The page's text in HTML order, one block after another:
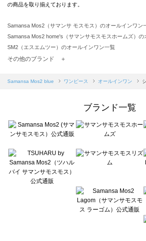
の商品を取り揃えております。
Samansa Mos2（サマンサ モスモス）のオールインワン
Samansa Mos2 home's（サマンサモスモスホームズ）
SM2（エスエムツー）のオールインワン一覧
Samansa Mos2 blue（サマンサモスモス ブルー）のオー
sō4ū（ソウフォーユー）のオールインワン一覧
Te chichi（テチチ）のオールインワン一覧
Te chichi CLASSIC（テチチ クラシック）のオールインワ
Lugnoncure（ルノンキュール）のオールインワン一覧
BETTY'S BLUE（べティーズブルー）のオールインワン
Wpc.（ワールドパーティー）のオールインワン一覧
その他のブランド ＋
Samansa Mos2 blue ワンピース オールインワン
ブランド一覧